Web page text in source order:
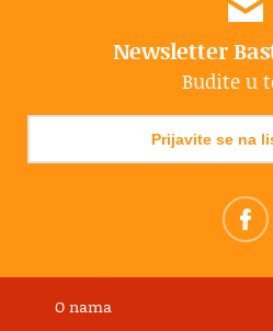
Newsletter
Budite u
Prijavite se na
O nama